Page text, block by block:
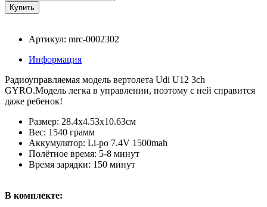
Артикул: mrc-0002302
Информация
Радиоуправляемая модель вертолета Udi U12 3ch
GYRO.Модель легка в управлении, поэтому с ней справится
даже ребенок!
Размер: 28.4x4.53x10.63см
Вес: 1540 грамм
Аккумулятор: Li-po 7.4V 1500mah
Полётное время: 5-8 минут
Время зарядки: 150 минут
В комплекте: